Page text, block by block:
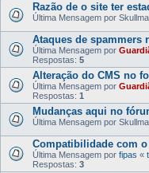
Razão de o site ter
Última Mensagem por
Ataques de spammers
Última Mensagem por
Respostas: 5
Alteração do CMS no
Última Mensagem por
Respostas: 1
Mudanças aqui no
Última Mensagem por
Compatibilidade com
Última Mensagem por fipas «
Respostas: 3